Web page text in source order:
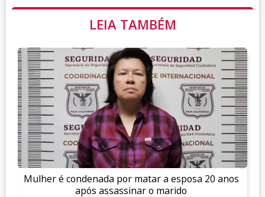
LEIA TAMBÉM
Mulher é condenada por matar a esposa 20 anos
após assassinar o marido